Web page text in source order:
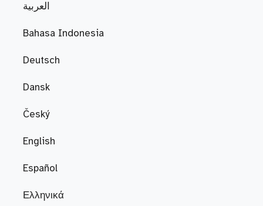
العربية
Bahasa Indonesia
Deutsch
Dansk
Český
English
Español
Ελληνικά